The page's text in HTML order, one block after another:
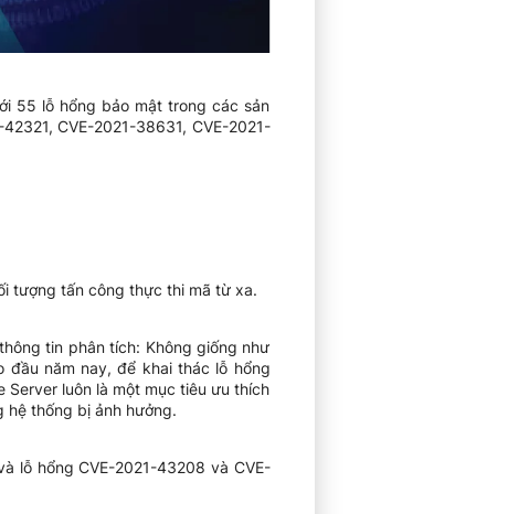
55 lỗ hổng bảo mật trong các sản
CVE-2021-38631, CVE-2021-
tượng tấn công thực thi mã từ xa.
tin phân tích: Không giống như
đầu năm nay, để khai thác lỗ hổng
luôn là một mục tiêu ưu thích
hệ thống bị ảnh hưởng.
lỗ hổng CVE-2021-43208 và CVE-